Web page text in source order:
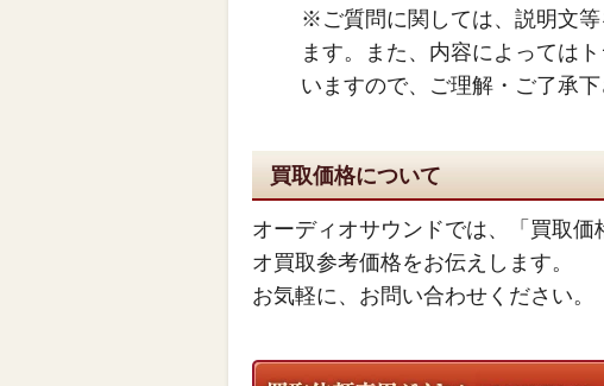
※ご質問に関しては、説明文
ます。また、内容によっては
いますので、ご理解・ご了承下
買取価格について
オーディオサウンドでは、「買取
オ買取参考価格をお伝えします。
お気軽に、お問い合わせください。